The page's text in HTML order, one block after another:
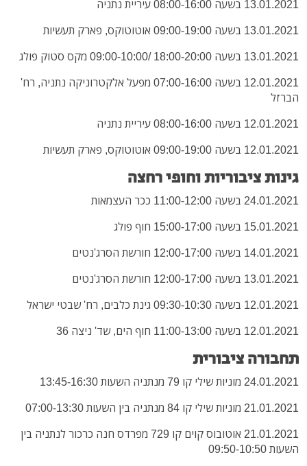
13.01.2021 בשעה 08:00-16:00 עיריית נתניה
13.01.2021 בשעה 09:00-19:00 אוטוטוקס, פארק תעשיות
13.01.2021 בשעה 18:00-20:00 /09:00-10:00 מקס סטוק פולג
12.01.2021 בשעה 07:00-16:00 מפעל אלקטרוניקה נתניה, רח'
הברזל
12.01.2021 בשעה 08:00-16:00 עיריית נתניה
12.01.2021 בשעה 09:00-19:00 אוטוטוקס, פארק תעשיות
גינות ציבוריות וחופי רחצה
24.01.2021 בשעה 11:00-12:00 ככר העצמאות
15.01.2021 בשעה 15:00-17:00 חוף פולג
14.01.2021 בשעה 12:00-17:00 חורשת הסרג'נטים
13.01.2021 בשעה 12:00-17:00 חורשת הסרג'נטים
12.01.2021 בשעה 09:30-10:30 גינת כלבים, רח' שבטי ישראל
12.01.2021 בשעה 11:00-13:00 חוף הים, שד' ניצה 36
תחבורה ציבורית
24.01.2021 מוניות שילי קו 79 מנתניה השעות 13:45-16:30
21.01.2021 מוניות שילי קו 84 מנתניה בין השעות 07:00-13:30
21.01.2021 אוטובוס קוים קו 729 מפרדס חנה כרכור לנתניה בין
השעות 09:50-10:50